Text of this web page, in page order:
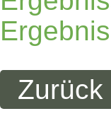
Zurück